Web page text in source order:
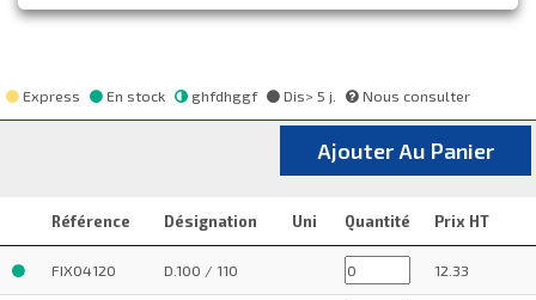
Express En stock ghfdhggf Dis> 5 j. Nous consulter
Ajouter Au Panier
Référence Désignation Uni Quantité Prix HT
FIX04120 D.100 / 110 12.33